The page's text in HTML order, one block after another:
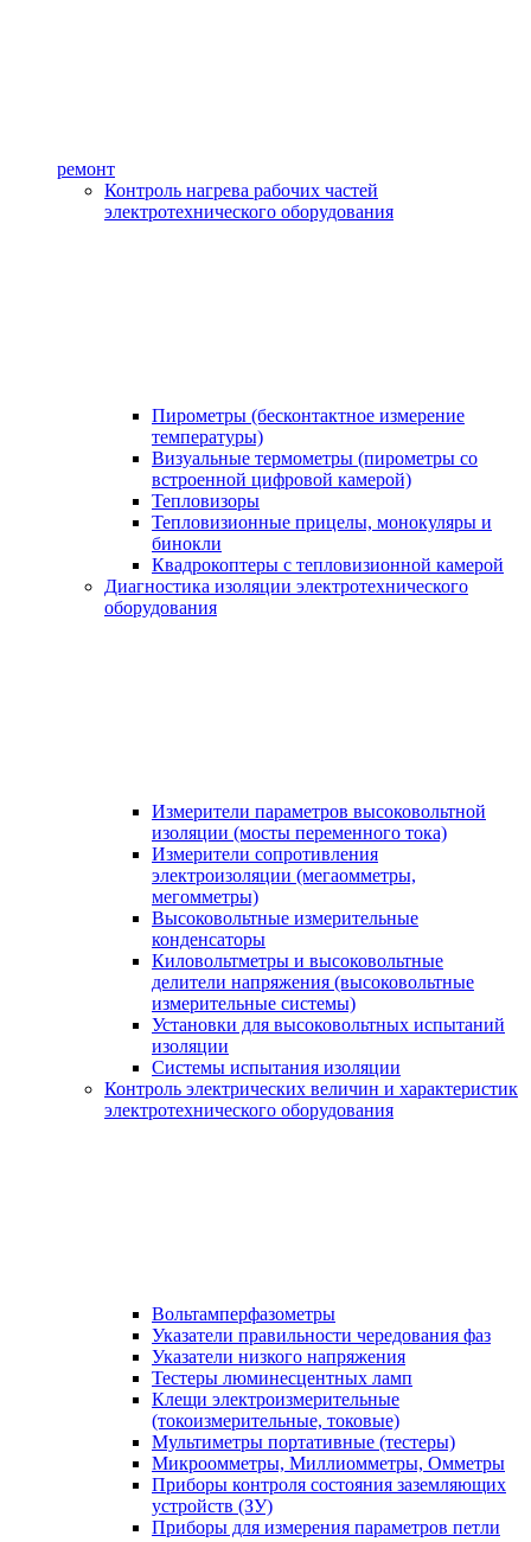
ремонт
Контроль нагрева рабочих частей
электротехнического оборудования
Пирометры (бесконтактное измерение
температуры)
Визуальные термометры (пирометры со
встроенной цифровой камерой)
Тепловизоры
Тепловизионные прицелы, монокуляры и
бинокли
Квадрокоптеры с тепловизионной камерой
Диагностика изоляции электротехнического
оборудования
Измерители параметров высоковольтной
изоляции (мосты переменного тока)
Измерители сопротивления
электроизоляции (мегаомметры,
мегомметры)
Высоковольтные измерительные
конденсаторы
Киловольтметры и высоковольтные
делители напряжения (высоковольтные
измерительные системы)
Установки для высоковольтных испытаний
изоляции
Системы испытания изоляции
Контроль электрических величин и характеристик
электротехнического оборудования
Вольтамперфазометры
Указатели правильности чередования фаз
Указатели низкого напряжения
Тестеры люминесцентных ламп
Клещи электроизмерительные
(токоизмерительные, токовые)
Мультиметры портативные (тестеры)
Микроомметры, Миллиомметры, Омметры
Приборы контроля состояния заземляющих
устройств (ЗУ)
Приборы для измерения параметров петли